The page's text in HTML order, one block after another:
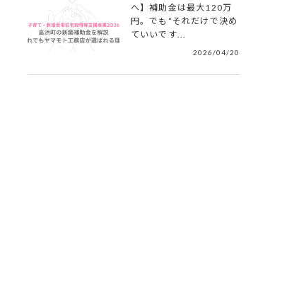
へ】補助金は最大120万
円。でも“それだけで決め
ていいです...
2026/04/20